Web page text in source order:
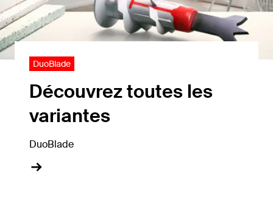
DuoBlade
Découvrez toutes les
variantes
DuoBlade